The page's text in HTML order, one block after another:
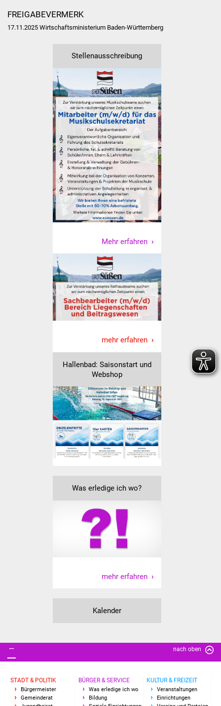
Stadtfest
Ostermarkt
Einrichtungen
Hallenbad
Stadtbücherei
Stadtarchiv
Zehntscheuer
Kulturhalle
Vereine und Parteien
Selbsteintrag Vereine
Beirat Süßener Vereine
Tourismus
Erlebnisregion
Schwäbischer Albtrauf
Route der
Industriekultur
Senioren
Stadtseniorenrat
Sommerwochen für
Pflegeheim
Kinder und Jugendliche
Migration und Integration
FREIGABEVERMERK
17.11.2025 Wirtschaftsministerium Baden-Württemberg
Stellenausschreibung
Mehr erfahren
mehr erfahren
Hallenbad: Saisonstart und
Webshop
Was erledige ich wo?
mehr erfahren
Kalender
nach oben
STADT & POLITIK
Bürgermeister
Gemeinderat
BÜRGER & SERVICE
Was erledige ich wo
Bildung
KULTUR & FREIZEIT
Veranstaltungen
Einrichtungen